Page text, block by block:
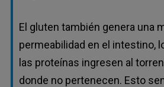
El gluten también genera una
permeabilidad en el intestino,
las proteínas ingresen al
donde no pertenecen. Esto